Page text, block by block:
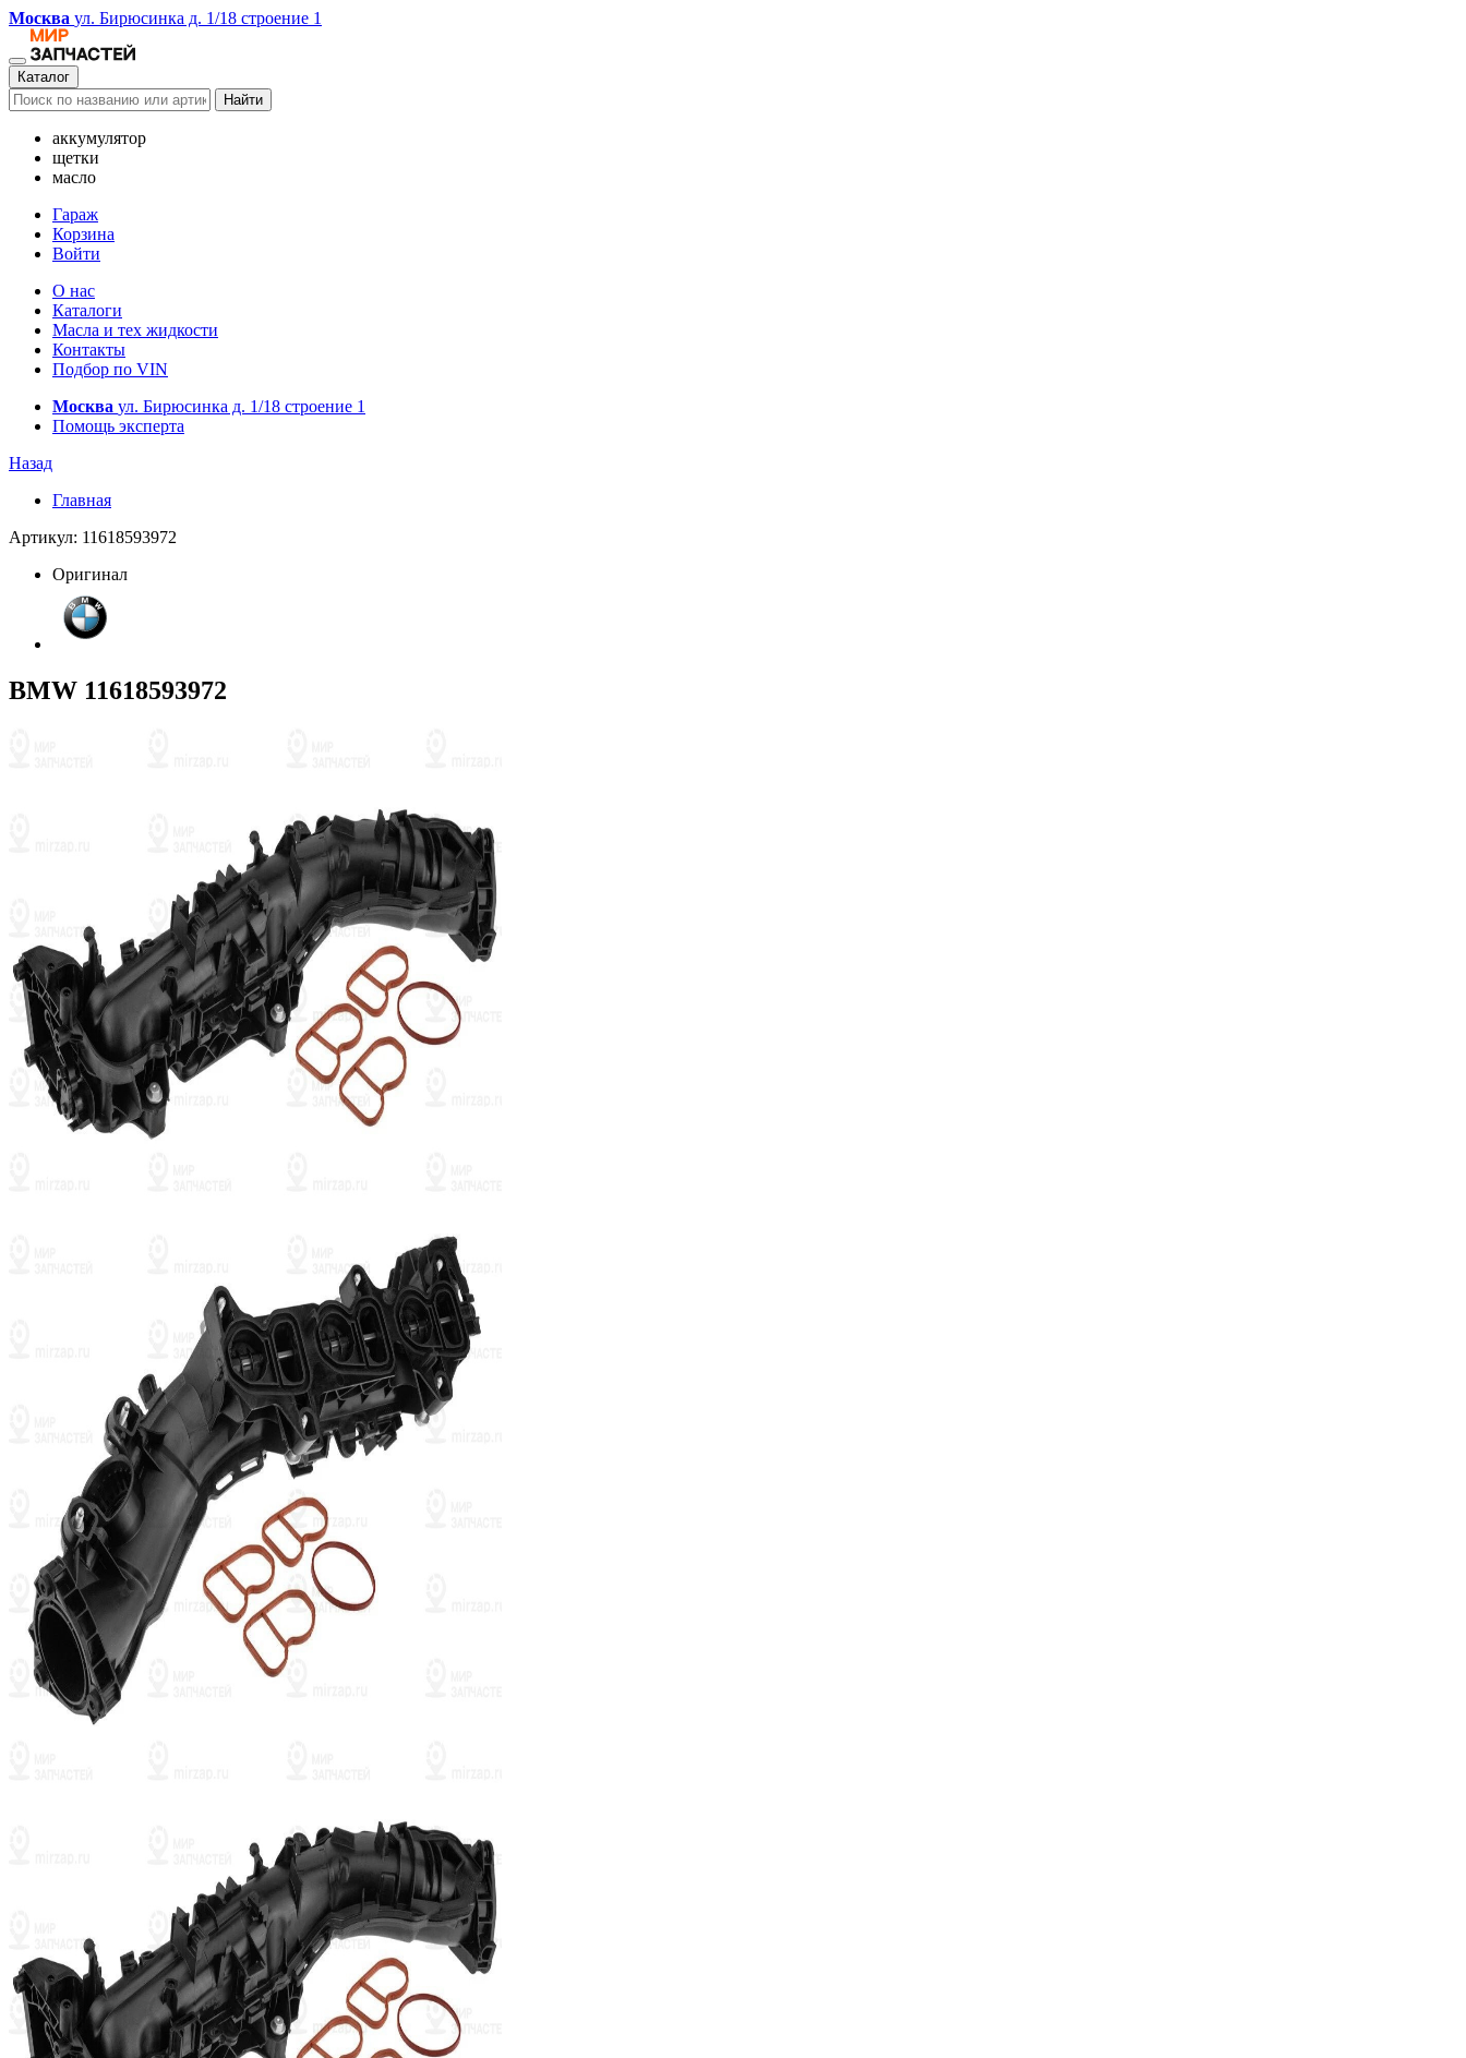
Москва ул. Бирюсинка д. 1/18 строение 1
Каталог
Найти
аккумулятор
щетки
масло
Гараж
Корзина
Войти
О нас
Каталоги
Масла и тех жидкости
Контакты
Подбор по VIN
Москва ул. Бирюсинка д. 1/18 строение 1
Помощь эксперта
Назад
Главная
Артикул: 11618593972
Оригинал
BMW 11618593972